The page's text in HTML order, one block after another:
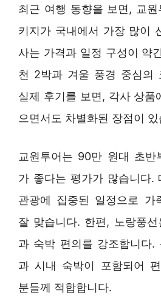
최근 여행 동향을 보면, 교
키지가 국내에서 가장 많이
사는 가격과 일정 구성이 약
천 2박과 겨울 풍경 중심의
실제 후기를 보면, 각사 상품
으면서도 차별화된 장점이
교원투어는 90만 원대 초반
가 좋다는 평가가 많습니다.
관광에 집중된 일정으로 가
잘 맞습니다. 한편, 노랑풍
과 숙박 편의를 강조합니다.
과 시내 숙박이 포함되어
분들께 적합합니다.